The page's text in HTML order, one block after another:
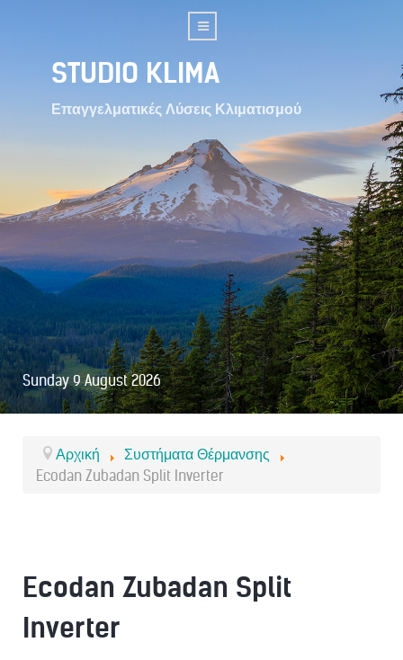
STUDIO KLIMA
Επαγγελματικές Λύσεις Κλιματισμού
Sunday 9 August 2026
Αρχική
Συστήματα Θέρμανσης
Ecodan Zubadan Split Inverter
Ecodan Zubadan Split
Inverter